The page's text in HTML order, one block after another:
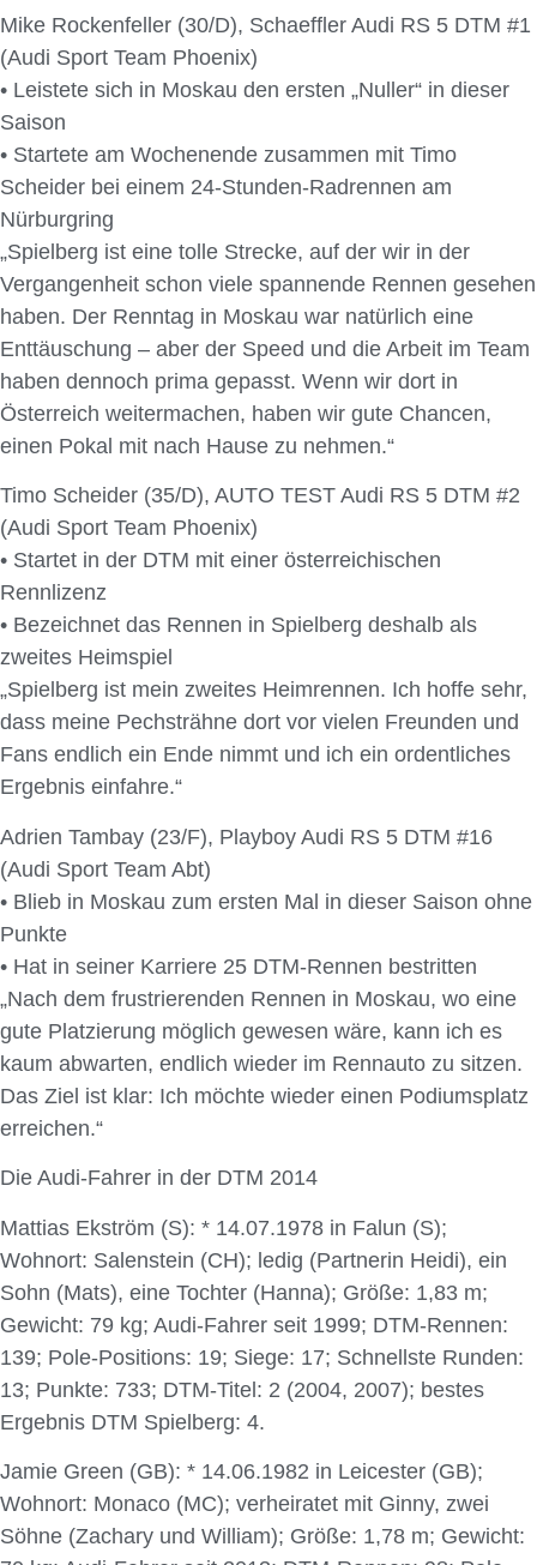
Mike Rockenfeller (30/D), Schaeffler Audi RS 5 DTM #1
(Audi Sport Team Phoenix)
• Leistete sich in Moskau den ersten „Nuller“ in dieser
Saison
• Startete am Wochenende zusammen mit Timo
Scheider bei einem 24-Stunden-Radrennen am
Nürburgring
„Spielberg ist eine tolle Strecke, auf der wir in der
Vergangenheit schon viele spannende Rennen gesehen
haben. Der Renntag in Moskau war natürlich eine
Enttäuschung – aber der Speed und die Arbeit im Team
haben dennoch prima gepasst. Wenn wir dort in
Österreich weitermachen, haben wir gute Chancen,
einen Pokal mit nach Hause zu nehmen.“
Timo Scheider (35/D), AUTO TEST Audi RS 5 DTM #2
(Audi Sport Team Phoenix)
• Startet in der DTM mit einer österreichischen
Rennlizenz
• Bezeichnet das Rennen in Spielberg deshalb als
zweites Heimspiel
„Spielberg ist mein zweites Heimrennen. Ich hoffe sehr,
dass meine Pechsträhne dort vor vielen Freunden und
Fans endlich ein Ende nimmt und ich ein ordentliches
Ergebnis einfahre.“
Adrien Tambay (23/F), Playboy Audi RS 5 DTM #16
(Audi Sport Team Abt)
• Blieb in Moskau zum ersten Mal in dieser Saison ohne
Punkte
• Hat in seiner Karriere 25 DTM-Rennen bestritten
„Nach dem frustrierenden Rennen in Moskau, wo eine
gute Platzierung möglich gewesen wäre, kann ich es
kaum abwarten, endlich wieder im Rennauto zu sitzen.
Das Ziel ist klar: Ich möchte wieder einen Podiumsplatz
erreichen.“
Die Audi-Fahrer in der DTM 2014
Mattias Ekström (S): * 14.07.1978 in Falun (S);
Wohnort: Salenstein (CH); ledig (Partnerin Heidi), ein
Sohn (Mats), eine Tochter (Hanna); Größe: 1,83 m;
Gewicht: 79 kg; Audi-Fahrer seit 1999; DTM-Rennen:
139; Pole-Positions: 19; Siege: 17; Schnellste Runden:
13; Punkte: 733; DTM-Titel: 2 (2004, 2007); bestes
Ergebnis DTM Spielberg: 4.
Jamie Green (GB): * 14.06.1982 in Leicester (GB);
Wohnort: Monaco (MC); verheiratet mit Ginny, zwei
Söhne (Zachary und William); Größe: 1,78 m; Gewicht: